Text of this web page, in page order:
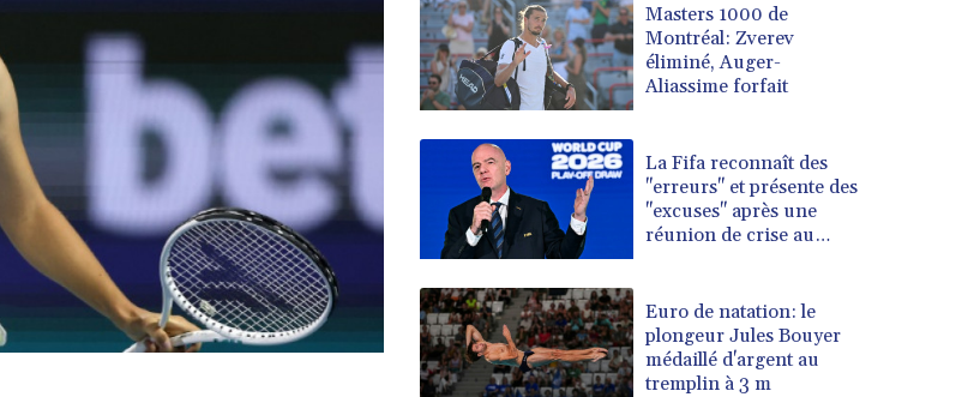
Masters 1000 de
Montréal: Zverev
éliminé, Auger-
Aliassime forfait
La Fifa reconnaît des
"erreurs" et présente des
"excuses" après une
réunion de crise au
Euro de natation: le
plongeur Jules Bouyer
médaillé d'argent au
tremplin à 3 m